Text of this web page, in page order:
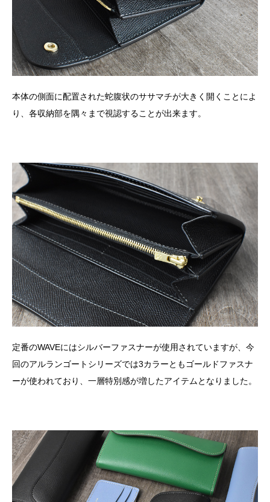
本体の側面に配置された蛇腹状のササマチが大きく開くことによ
り、各収納部を隅々まで視認することが出来ます。
定番のWAVEにはシルバーファスナーが使用されていますが、今
回のアルランゴートシリーズでは3カラーともゴールドファスナ
ーが使われており、一層特別感が増したアイテムとなりました。